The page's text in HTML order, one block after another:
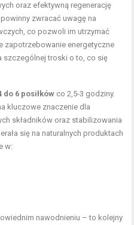
oraz efektywną regenerację
zwracać uwagę na
co pozwoli im utrzymać
zapotrzebowanie energetyczne
szczególnej troski o to, co się
do 6 posiłków co 2,5-3 godziny.
kluczowe znaczenie dla
składników oraz stabilizowania
się na naturalnych produktach
w:
nawodnieniu – to kolejny